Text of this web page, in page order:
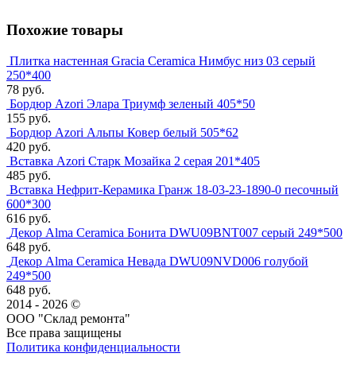
Похожие товары
Плитка настенная Gracia Ceramica Нимбус низ 03 серый
250*400
78 руб.
Бордюр Azori Элара Триумф зеленый 405*50
155 руб.
Бордюр Azori Альпы Ковер белый 505*62
420 руб.
Вставка Azori Старк Мозайка 2 серая 201*405
485 руб.
Вставка Нефрит-Керамика Гранж 18-03-23-1890-0 песочный
600*300
616 руб.
Декор Alma Ceramica Бонита DWU09BNT007 серый 249*500
648 руб.
Декор Alma Ceramica Невада DWU09NVD006 голубой
249*500
648 руб.
2014 - 2026 ©
ООО "Склад ремонта"
Все права защищены
Политика конфиденциальности